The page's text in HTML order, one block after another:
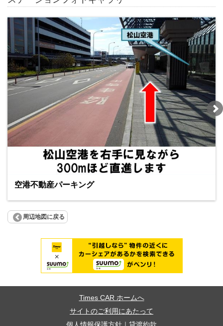
空港不動産パーキング
周辺地図に戻る
Times CAR ホームへ
サイトのご利用にあたって